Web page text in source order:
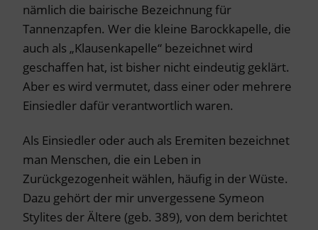
nämlich die bairische Bezeichnung für
Tannenzapfen. Wer die kleine Barockkapelle, die
auch als „Klausenkapelle“ bezeichnet wird
geschaffen hat, ist bisher nicht eindeutig geklärt.
Aber es wird vermutet, dass einer oder mehrere
Einsiedler dafür verantwortlich waren.
Als Einsiedler oder auch als Eremiten bezeichnet
man Menschen, die ein Leben in
Zurückgezogenheit wählen, häufig in der Wüste.
Dazu gehört der mir unvergessene Symeon
Stylites der Ältere (geb. 389), von dem berichtet